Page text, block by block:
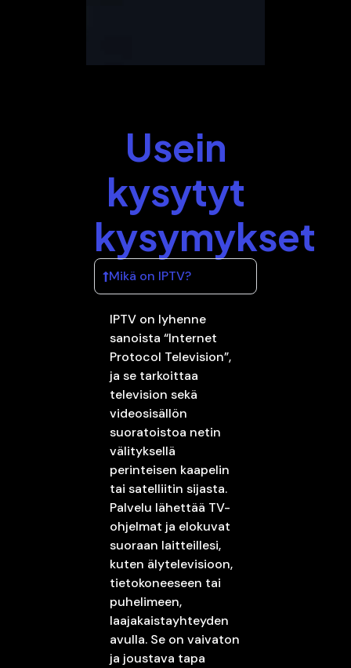
Usein
kysytyt
kysymykset
Mikä on IPTV?
IPTV on lyhenne
sanoista “Internet
Protocol Television”,
ja se tarkoittaa
television sekä
videosisällön
suoratoistoa netin
välityksellä
perinteisen kaapelin
tai satelliitin sijasta.
Palvelu lähettää TV-
ohjelmat ja elokuvat
suoraan laitteillesi,
kuten älytelevisioon,
tietokoneeseen tai
puhelimeen,
laajakaistayhteyden
avulla. Se on vaivaton
ja joustava tapa